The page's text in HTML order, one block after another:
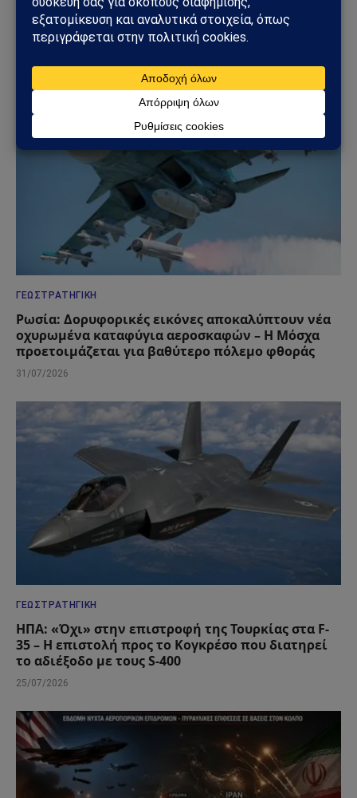
Σαουδική Αραβία – Υεμένη: Το Ριάντ προετοιμάζει
μεγάλη στρατιωτική επιχείρηση – Στο επίκεντρο
Ερυθρά Θάλασσα και Bab al-Mandab
02/08/2026
ΓΕΩΣΤΡΑΤΗΓΙΚΉ
Ρωσία: Δορυφορικές εικόνες αποκαλύπτουν νέα
οχυρωμένα καταφύγια αεροσκαφών – Η Μόσχα
προετοιμάζεται για βαθύτερο πόλεμο φθοράς
31/07/2026
ΓΕΩΣΤΡΑΤΗΓΙΚΉ
ΗΠΑ: «Όχι» στην επιστροφή της Τουρκίας στα F-
35 – Η επιστολή προς το Κογκρέσο που διατηρεί
το αδιέξοδο με τους S-400
25/07/2026